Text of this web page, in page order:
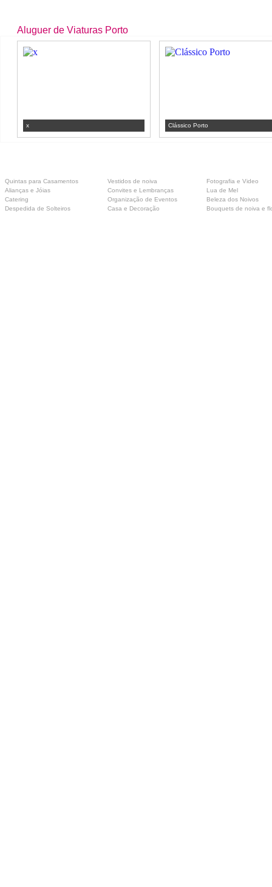
Aluguer de Viaturas Porto
x Clássico Porto
Quintas para Casamentos Vestidos de noiva
Fotografia e Video
Alianças e Jóias
Convites e Lembranças
Lua de Mel
Catering
Organização de Eventos
Beleza dos Noivos
Despedida de Solteiros
Casa e Decoração Bouquets de noiva e